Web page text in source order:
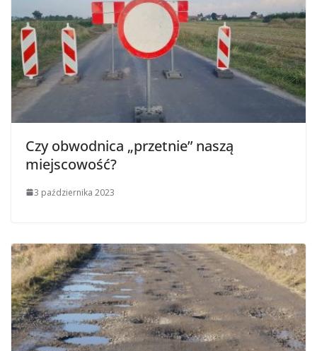
Czy obwodnica „przetnie” naszą
miejscowość?
3 października 2023